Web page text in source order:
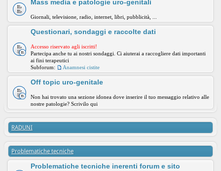
Mass media e patologie uro-genitali
Giornali, televisione, radio, internet, libri, pubblicità, ...
Questionari, sondaggi e raccolte dati
Accesso riservato agli iscritti!
Partecipa anche tu ai nostri sondaggi. Ci aiuterai a raccogliere dati importanti
ai fini terapeutici
Subforum:
Anamnesi cistite
Off topic uro-genitale
Non hai trovato una sezione idonea dove inserire il tuo messaggio relativo alle
nostre patologie? Scrivilo qui
RADUNI
Problematiche tecniche
Problematiche tecniche inerenti forum e sito